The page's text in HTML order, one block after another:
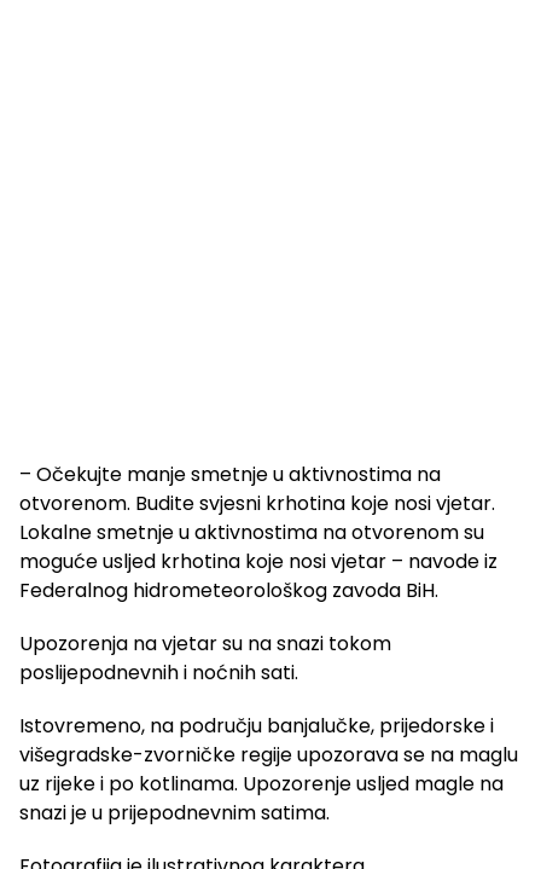
– Očekujte manje smetnje u aktivnostima na
otvorenom. Budite svjesni krhotina koje nosi vjetar.
Lokalne smetnje u aktivnostima na otvorenom su
moguće usljed krhotina koje nosi vjetar – navode iz
Federalnog hidrometeorološkog zavoda BiH.
Upozorenja na vjetar su na snazi tokom
poslijepodnevnih i noćnih sati.
Istovremeno, na području banjalučke, prijedorske i
višegradske-zvorničke regije upozorava se na maglu
uz rijeke i po kotlinama. Upozorenje usljed magle na
snazi je u prijepodnevnim satima.